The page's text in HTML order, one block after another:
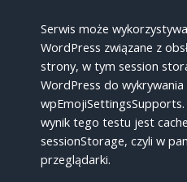
Serwis może
WordPress związane z
strony, w tym session
WordPress do
wynik tego testu jest
sessionStorage, czyli w
przeglądarki.